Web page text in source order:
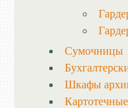
Сумочницы
Шкафы